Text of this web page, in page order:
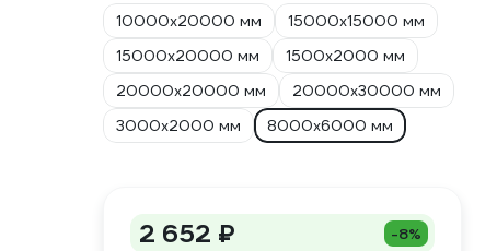
10000х20000 мм
15000х15000 мм
15000х20000 мм
1500х2000 мм
20000х20000 мм
20000х30000 мм
3000x2000 мм
8000x6000 мм
2 652 ₽ -8%